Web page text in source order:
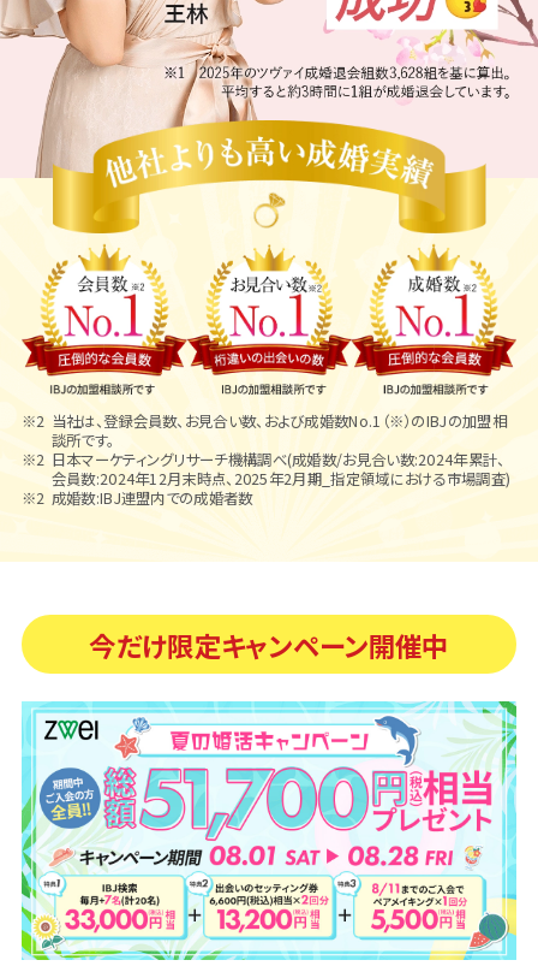
当社は、登録会員数、お見合い数、および成婚数No.1（※）のIBJの加盟相
談所です。
日本マーケティングリサーチ機構調べ(成婚数/お見合い数:2024年累計、
会員数:2024年12月末時点、2025年2月期_指定領域における市場調査)
成婚数:IBJ連盟内での成婚者数
今だけ限定キャンペーン開催中